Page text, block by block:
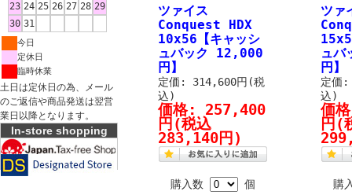
23 24 25 26 27 28 29
30 31
今日
定休日
臨時休業
土日は定休日の為、メール
のご返信や商品発送は翌営
業日以降となります。
In-store shopping
ツァイス
Conquest HDX
10x56【キャッシ
ュバック 12,000
円】
定価: 314,600円(税
込)
価格: 257,400
円 (税込
283,140円)
購入数 個
ツ
ュ
円】
定価
込)
価
円 (
購